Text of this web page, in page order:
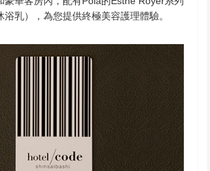
乳），為您提供終極美容護理體驗。